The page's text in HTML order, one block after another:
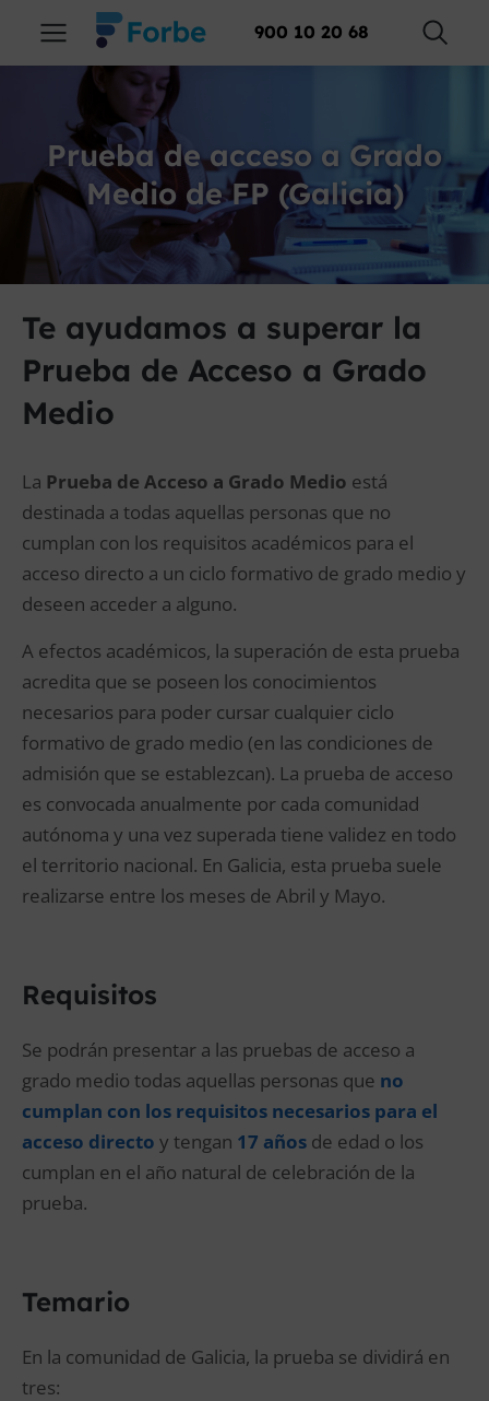
900 10 20 68
Prueba de acceso a Grado
Medio de FP (Galicia)
Te ayudamos a superar la
Prueba de Acceso a Grado
Medio
La Prueba de Acceso a Grado Medio está
destinada a todas aquellas personas que no
cumplan con los requisitos académicos para el
acceso directo a un ciclo formativo de grado medio y
deseen acceder a alguno.
A efectos académicos, la superación de esta prueba
acredita que se poseen los conocimientos
necesarios para poder cursar cualquier ciclo
formativo de grado medio (en las condiciones de
admisión que se establezcan). La prueba de acceso
es convocada anualmente por cada comunidad
autónoma y una vez superada tiene validez en todo
el territorio nacional. En Galicia, esta prueba suele
realizarse entre los meses de Abril y Mayo.
Requisitos
Se podrán presentar a las pruebas de acceso a
grado medio todas aquellas personas que no
cumplan con los requisitos necesarios para el
acceso directo y tengan 17 años de edad o los
cumplan en el año natural de celebración de la
prueba.
Temario
En la comunidad de Galicia, la prueba se dividirá en
tres: